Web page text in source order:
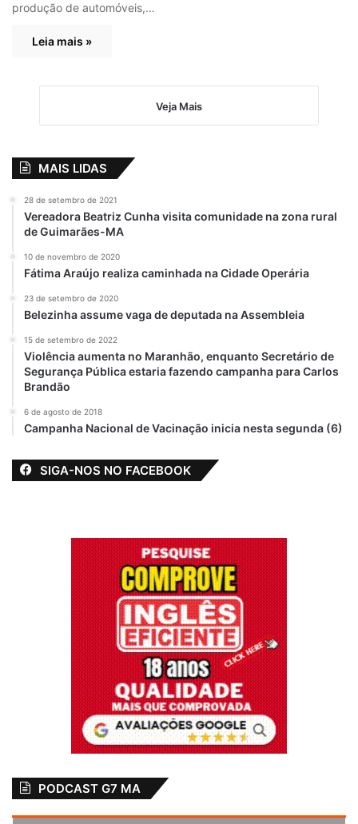
produção de automóveis,…
Leia mais »
Veja Mais
MAIS LIDAS
28 de setembro de 2021
Vereadora Beatriz Cunha visita comunidade na zona rural
de Guimarães-MA
10 de novembro de 2020
Fátima Araújo realiza caminhada na Cidade Operária
23 de setembro de 2020
Belezinha assume vaga de deputada na Assembleia
15 de setembro de 2022
Violência aumenta no Maranhão, enquanto Secretário de
Segurança Pública estaria fazendo campanha para Carlos
Brandão
6 de agosto de 2018
Campanha Nacional de Vacinação inicia nesta segunda (6)
SIGA-NOS NO FACEBOOK
PODCAST G7 MA